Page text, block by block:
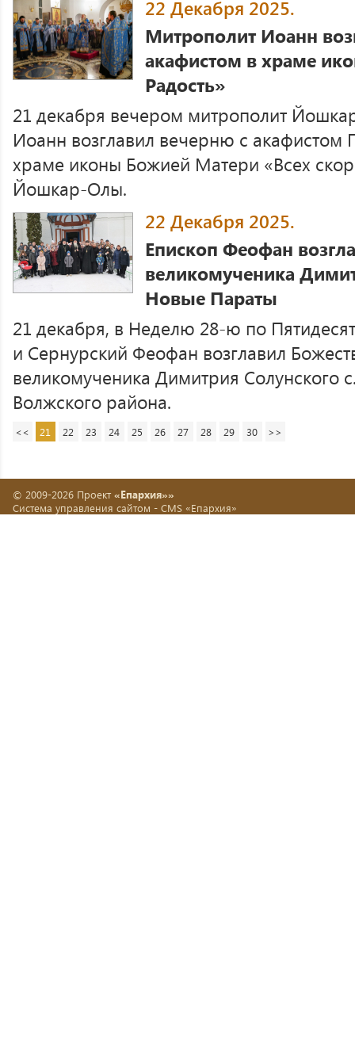
22 Декабря 2025.
Митрополит Иоанн
акафистом в храме
Радость»
21 декабря вечером митрополит
Иоанн возглавил вечерню с акафистом
храме иконы Божией Матери «Всех
Йошкар-Олы.
22 Декабря 2025.
Епископ Феофан
великомученика
Новые Параты
21 декабря, в Неделю 28-ю по
и Сернурский Феофан возглавил
великомученика Димитрия Солунского
Волжского района.
<< 21 22 23 24 25 26 27 28 29 30 >>
© 2009-2026 Проект «Епархия»»
Система управления сайтом - CMS «Епархия»